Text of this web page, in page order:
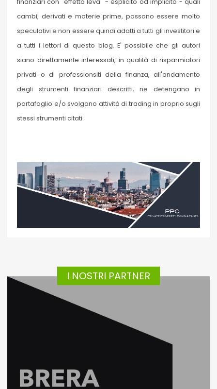
cambi, derivati e materie prime, possono essere molto
speculativi e non essere quindi adatti a tutti gli investitori e
a tutti i lettori di questo blog. E' possibile che gli autori
siano direttamente interessati, in qualità di risparmiatori
privati o di professionsiti della finanza, all'andamento
degli strumenti finanziari descritti, ne detengano in
portafoglio e/o svolgano attività di trading in proprio sugli
stessi strumenti citati.
I NOSTRI PARTNER